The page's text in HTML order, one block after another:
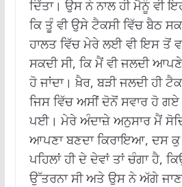
ਦਿੱਤਾ। ਉਸ ਨੇ ਨਾਲ ਹੀ ਮੈਨੂੰ ਵੀ
ਕਿ ਤੂੰ ਵੀ ਉਸੇ ਟੈਕਸੀ ਵਿੱਚ ਬੈਠ
ਹਾਲਤ ਵਿੱਚ ਮੇਰੇ ਲਈ ਵੀ ਇਸ ਤੋਂ
ਸਕਦੀ ਸੀ, ਕਿ ਮੈਂ ਵੀ ਜਲਦੀ
ਹੋ ਜਾਂਦਾ। ਖ਼ੈਰ, ਬੜੀ ਜਲਦੀ ਹੀ
ਜਿਸ ਵਿੱਚ ਅਸੀਂ ਦੋਨੋਂ ਸਵਾਰ ਹੋ
ਪਈ। ਮੇਰੇ ਅੰਦਾਜ਼ੇ ਅਨੁਸਾਰ ਮੈਂ
ਆਪਣਾ ਬਣਦਾ ਕਿਰਾਇਆ, ਦਸ
ਪਹਿਲਾਂ ਹੀ ਦੇ ਦੇਵਾਂ ਤਾਂ ਚੰਗਾ ਹੈ,
ਉੱਤਰਨਾ ਸੀ ਅਤੇ ਉਸ ਨੇ ਅੱਗੇ